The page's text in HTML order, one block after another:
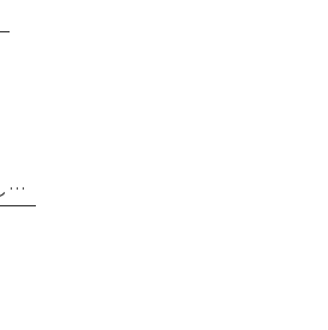
ホームページをリニューアルしました